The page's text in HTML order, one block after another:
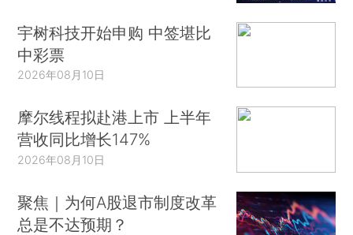
宇树科技开始申购 中签堪比
中彩票
2026年08月10日
摩尔线程拟赴港上市 上半年
营收同比增长147%
2026年08月10日
聚焦｜为何A股退市制度改革
总是不达预期？